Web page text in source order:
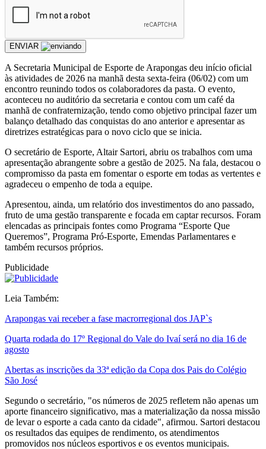
ENVIAR
A Secretaria Municipal de Esporte de Arapongas deu início oficial
às atividades de 2026 na manhã desta sexta-feira (06/02) com um
encontro reunindo todos os colaboradores da pasta. O evento,
aconteceu no auditório da secretaria e contou com um café da
manhã de confraternização, tendo como objetivo principal fazer um
balanço detalhado das conquistas do ano anterior e apresentar as
diretrizes estratégicas para o novo ciclo que se inicia.
O secretário de Esporte, Altair Sartori, abriu os trabalhos com uma
apresentação abrangente sobre a gestão de 2025. Na fala, destacou o
compromisso da pasta em fomentar o esporte em todas as vertentes e
agradeceu o empenho de toda a equipe.
Apresentou, ainda, um relatório dos investimentos do ano passado,
fruto de uma gestão transparente e focada em captar recursos. Foram
elencadas as principais fontes como Programa “Esporte Que
Queremos”, Programa Pró-Esporte, Emendas Parlamentares e
também recursos próprios.
Publicidade
Leia Também:
Arapongas vai receber a fase macrorregional dos JAP`s
Quarta rodada do 17º Regional do Vale do Ivaí será no dia 16 de
agosto
Abertas as inscrições da 33ª edição da Copa dos Pais do Colégio
São José
Segundo o secretário, "os números de 2025 refletem não apenas um
aporte financeiro significativo, mas a materialização da nossa missão
de levar o esporte a cada canto da cidade", afirmou. Sartori destacou
os resultados das equipes de rendimento, os atendimentos
promovidos nos núcleos esportivos e os eventos municipais.